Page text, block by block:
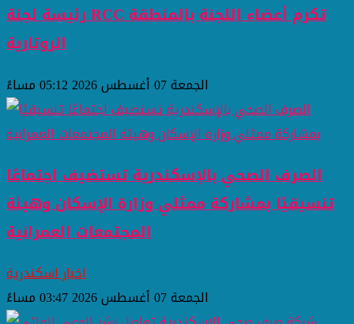
رئيسة لجنة RCC تكرم أعضاء اللجنة بالمنطقة
الروتارية
الجمعة 07 أغسطس 2026 05:12 مساءً
الصرف الصحي بالإسكندرية تستضيف اجتماعًا
تنسيقيًا بمشاركة ممثلي وزارة الإسكان وهيئة
المجتمعات العمرانية
اخبار اسكندرية
الجمعة 07 أغسطس 2026 03:47 مساءً